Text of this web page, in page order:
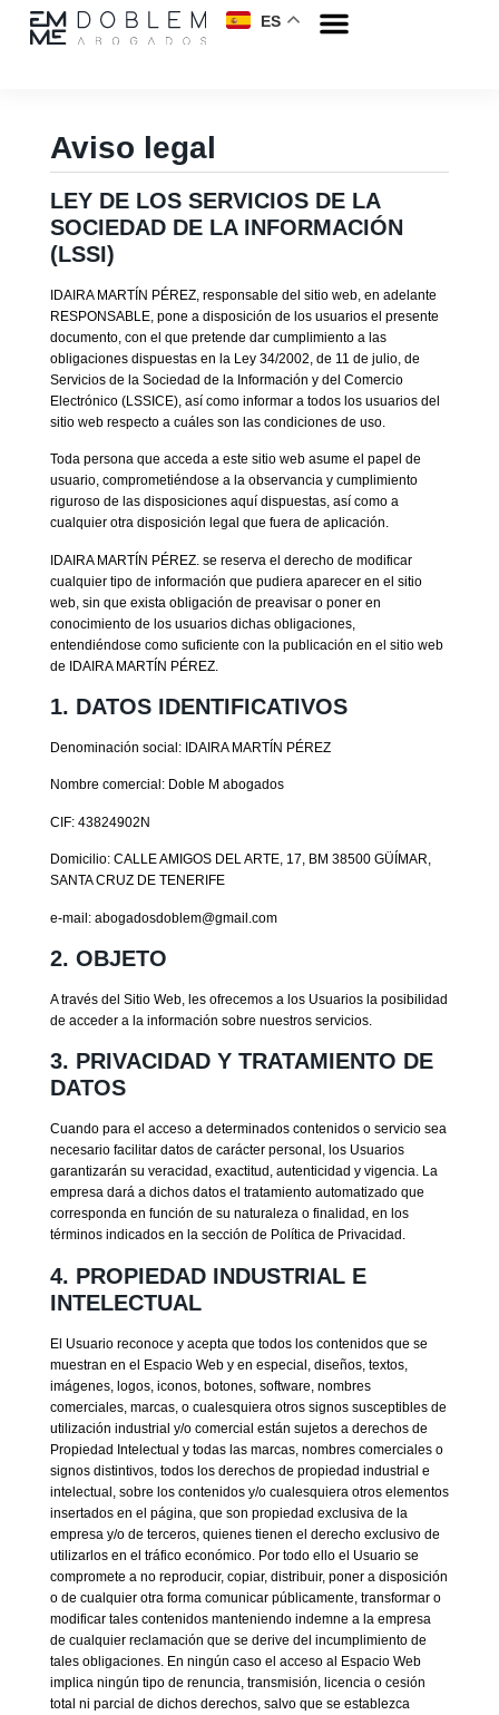
ES
Aviso legal
LEY DE LOS SERVICIOS DE LA
SOCIEDAD DE LA INFORMACIÓN
(LSSI)
IDAIRA MARTÍN PÉREZ, responsable del sitio web, en adelante
RESPONSABLE, pone a disposición de los usuarios el presente
documento, con el que pretende dar cumplimiento a las
obligaciones dispuestas en la Ley 34/2002, de 11 de julio, de
Servicios de la Sociedad de la Información y del Comercio
Electrónico (LSSICE), así como informar a todos los usuarios del
sitio web respecto a cuáles son las condiciones de uso.
Toda persona que acceda a este sitio web asume el papel de
usuario, comprometiéndose a la observancia y cumplimiento
riguroso de las disposiciones aquí dispuestas, así como a
cualquier otra disposición legal que fuera de aplicación.
IDAIRA MARTÍN PÉREZ. se reserva el derecho de modificar
cualquier tipo de información que pudiera aparecer en el sitio
web, sin que exista obligación de preavisar o poner en
conocimiento de los usuarios dichas obligaciones,
entendiéndose como suficiente con la publicación en el sitio web
de IDAIRA MARTÍN PÉREZ.
1. DATOS IDENTIFICATIVOS
Denominación social: IDAIRA MARTÍN PÉREZ
Nombre comercial: Doble M abogados
CIF: 43824902N
Domicilio: CALLE AMIGOS DEL ARTE, 17, BM 38500 GÜÍMAR,
SANTA CRUZ DE TENERIFE
e-mail: abogadosdoblem@gmail.com
2. OBJETO
A través del Sitio Web, les ofrecemos a los Usuarios la posibilidad
de acceder a la información sobre nuestros servicios.
3. PRIVACIDAD Y TRATAMIENTO DE
DATOS
Cuando para el acceso a determinados contenidos o servicio sea
necesario facilitar datos de carácter personal, los Usuarios
garantizarán su veracidad, exactitud, autenticidad y vigencia. La
empresa dará a dichos datos el tratamiento automatizado que
corresponda en función de su naturaleza o finalidad, en los
términos indicados en la sección de Política de Privacidad.
4. PROPIEDAD INDUSTRIAL E
INTELECTUAL
El Usuario reconoce y acepta que todos los contenidos que se
muestran en el Espacio Web y en especial, diseños, textos,
imágenes, logos, iconos, botones, software, nombres
comerciales, marcas, o cualesquiera otros signos susceptibles de
utilización industrial y/o comercial están sujetos a derechos de
Propiedad Intelectual y todas las marcas, nombres comerciales o
signos distintivos, todos los derechos de propiedad industrial e
intelectual, sobre los contenidos y/o cualesquiera otros elementos
insertados en el página, que son propiedad exclusiva de la
empresa y/o de terceros, quienes tienen el derecho exclusivo de
utilizarlos en el tráfico económico. Por todo ello el Usuario se
compromete a no reproducir, copiar, distribuir, poner a disposición
o de cualquier otra forma comunicar públicamente, transformar o
modificar tales contenidos manteniendo indemne a la empresa
de cualquier reclamación que se derive del incumplimiento de
tales obligaciones. En ningún caso el acceso al Espacio Web
implica ningún tipo de renuncia, transmisión, licencia o cesión
total ni parcial de dichos derechos, salvo que se establezca